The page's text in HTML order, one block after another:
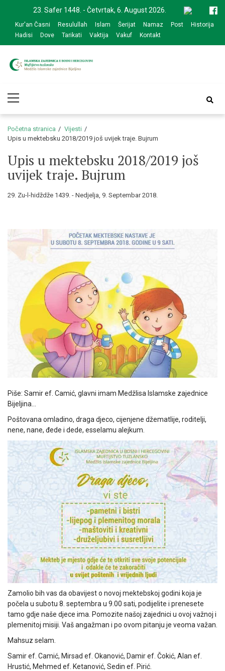
navigation
content
23. Safer 1448. - Četvrtak, 6. August 2026.
Kur'an Časni Resulullah Islam Šerijat Namaz Post
Historija
Hadisi
Dove Tarikati Vaktija Vakuf Kontakt
zajednice Bijeljina
Menu
Početna stranica
Vijesti
Upis u mektebsku 2018/2019 još uvijek traje. Bujrum
Upis u mektebsku 2018/2019 još
uvijek traje. Bujrum
29. Zu-l-hidždže 1439. - Nedjelja, 9. Septembar 2018.
Piše: Samir ef. Camić, glavni imam Medžlisa Islamske zajednice
Bijeljina…
Poštovana omladino, draga djeco, cijenjene džematlije, roditelji,
nene, nane, đede i dede, esselamu alejkum.
Zamolio bih vas da obavijest o novoj mektebskoj godini koja je
počela u subotu 8. septembra u 9.00 sati, podijelite i prenesete
tamo gdje naše djece ima. Pomozite našoj zajednici u ovoj važnoj i
plemenitoj misiji. Vaš angažman i po ovom pitanju je veoma važan.
Mahsuz selam.
Samir ef. Camić, Mirsad ef. Okanović, Damir ef. Čokić, Alan ef.
Hrustić, Mehmed ef. Ketanović, Sedin ef. Pirić.